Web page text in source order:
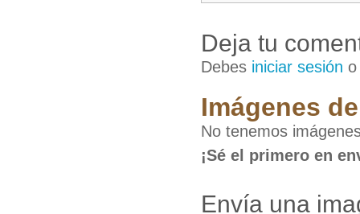
Deja tu
Debes iniciar sesión
Imágenes
No tenemos
¡Sé el primero en
Envía una